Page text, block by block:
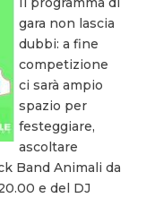
gara non lascia
dubbi: a fine
competizione
ci sarà ampio
spazio per
festeggiare,
ascoltare
Band Animali da
e del DJ